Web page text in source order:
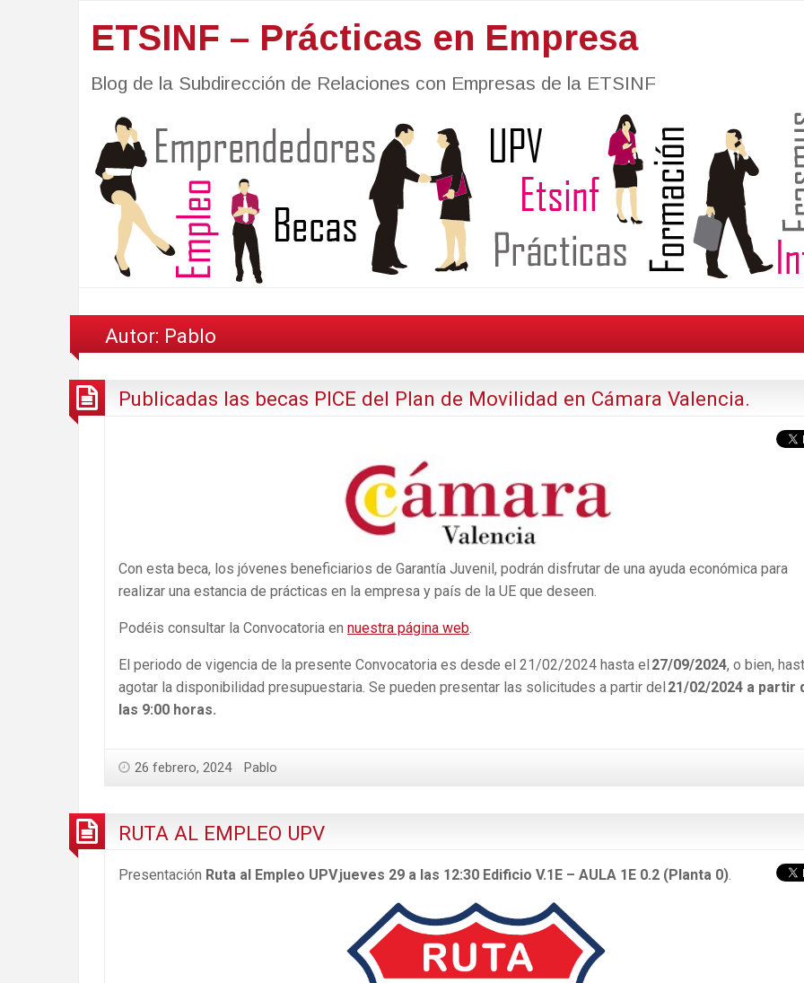
ETSINF – Prácticas en Empresa
Blog de la Subdirección de Relaciones con Empresas de la ETSINF
Autor: Pablo
Publicadas las becas PICE del Plan de Movilidad en Cámara Valencia.
Con esta beca, los jóvenes beneficiarios de Garantía Juvenil, podrán disfrutar de una ayuda económica para
realizar una estancia de prácticas en la empresa y país de la UE que deseen.
Podéis consultar la Convocatoria en nuestra página web.
El periodo de vigencia de la presente Convocatoria es desde el 21/02/2024 hasta el 27/09/2024, o bien,
agotar la disponibilidad presupuestaria. Se pueden presentar las solicitudes a partir del 21/02/2024 a partir
las 9:00 horas.
26 febrero, 2024 Pablo
RUTA AL EMPLEO UPV
Presentación Ruta al Empleo UPV jueves 29 a las 12:30 Edificio V.1E – AULA 1E 0.2 (Planta 0).